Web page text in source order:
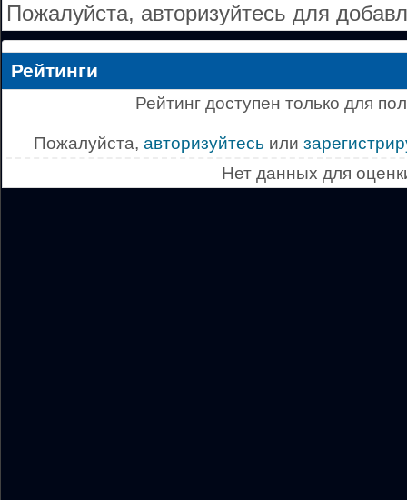
Пожалуйста, авторизуйтесь для
Рейтинги
Рейтинг доступен только для
Пожалуйста, авторизуйтесь или
Нет данных для